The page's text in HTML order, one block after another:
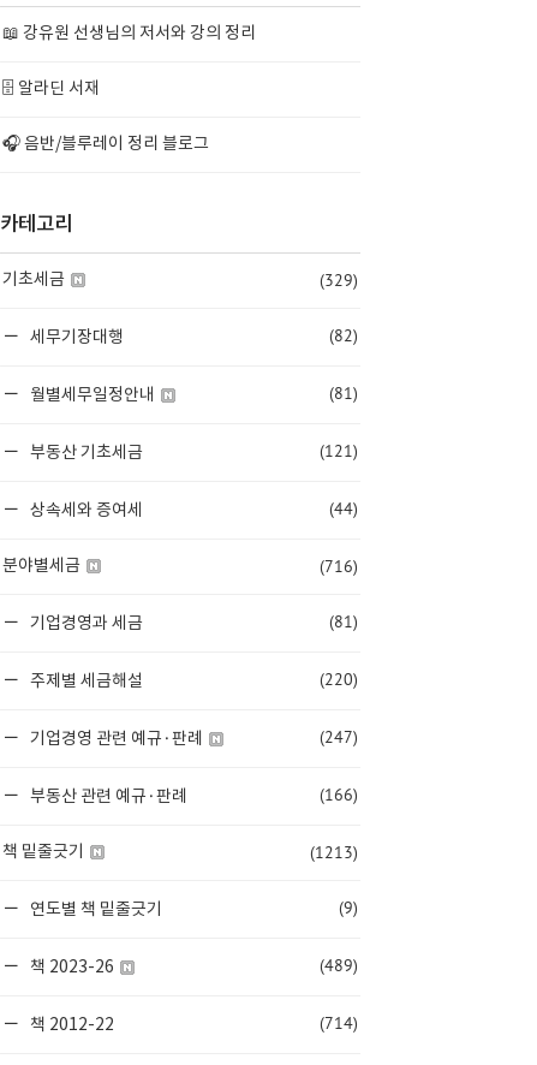
📖 강유원 선생님의 저서와 강의 정리
🗄️ 알라딘 서재
🎧 음반/블루레이 정리 블로그
카테고리
기초세금 (329)
세무기장대행 (82)
월별세무일정안내 (81)
부동산 기초세금 (121)
상속세와 증여세 (44)
분야별세금 (716)
기업경영과 세금 (81)
주제별 세금해설 (220)
기업경영 관련 예규·판례 (247)
부동산 관련 예규·판례 (166)
책 밑줄긋기 (1213)
연도별 책 밑줄긋기 (9)
책 2023-26 (489)
책 2012-22 (714)